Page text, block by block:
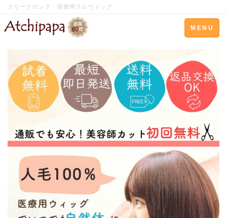
スリークロング - 医療用フルウィッグ
Toggle
navigation
MENU